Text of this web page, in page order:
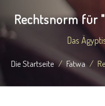
Rechtsnorm für
Das
Die Startseite Fatwa